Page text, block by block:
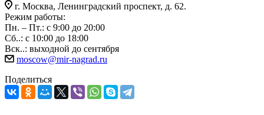
г. Москва, Ленинградский проспект, д. 62.
Режим работы:
Пн. – Пт.: с 9:00 до 20:00
Сб..: с 10:00 до 18:00
Вск..: выходной до сентября
moscow@mir-nagrad.ru
Поделиться